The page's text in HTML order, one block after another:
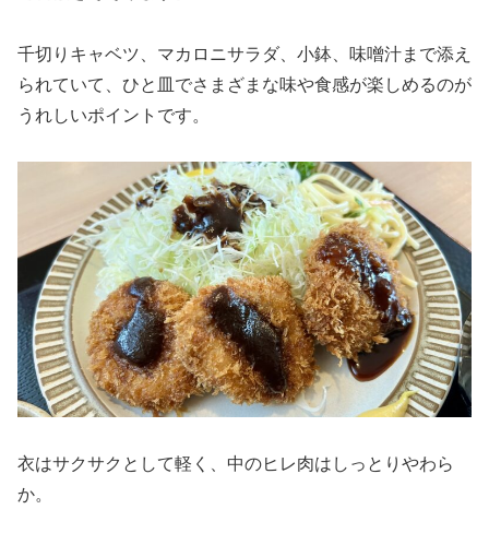
千切りキャベツ、マカロニサラダ、小鉢、味噌汁まで添え
られていて、ひと皿でさまざまな味や食感が楽しめるのが
うれしいポイントです。
衣はサクサクとして軽く、中のヒレ肉はしっとりやわら
か。